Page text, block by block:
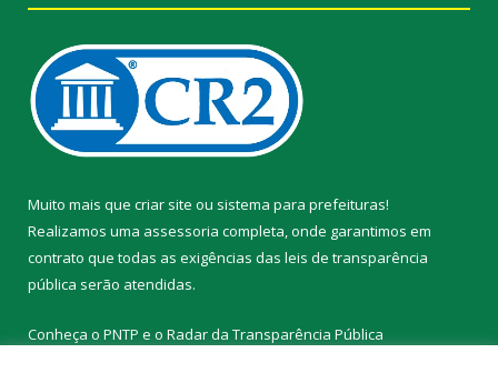
Muito mais que criar site ou sistema para prefeituras!
Realizamos uma assessoria completa, onde garantimos em
contrato que todas as exigências das leis de transparência
pública serão atendidas.
Conheça o PNTP e o Radar da Transparência Pública